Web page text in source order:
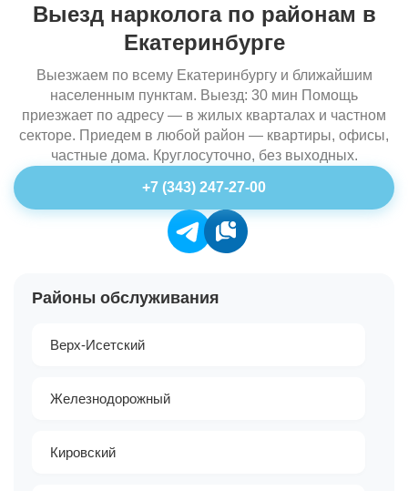
Выезд нарколога по районам в
Екатеринбурге
Выезжаем по всему Екатеринбургу и ближайшим
населенным пунктам. Выезд: 30 мин Помощь
приезжает по адресу — в жилых кварталах и частном
секторе. Приедем в любой район — квартиры, офисы,
частные дома. Круглосуточно, без выходных.
+7 (343) 247-27-00
Районы обслуживания
Верх-Исетский
Железнодорожный
Кировский